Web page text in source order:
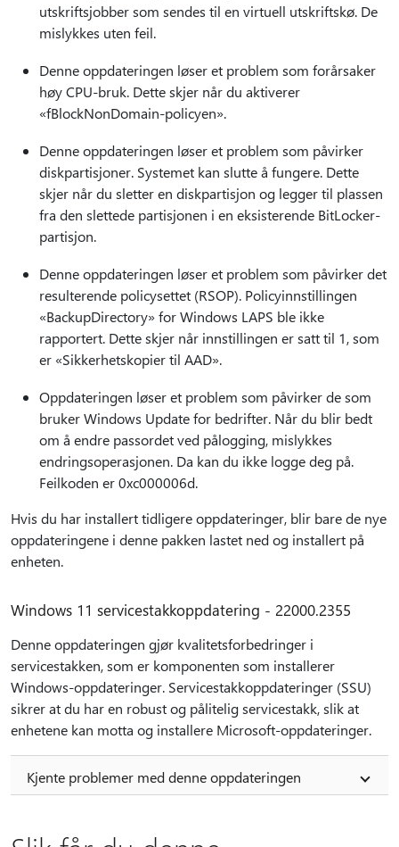
utskriftsjobber som sendes til en virtuell utskriftskø. De
mislykkes uten feil.
Denne oppdateringen løser et problem som forårsaker
høy CPU-bruk. Dette skjer når du aktiverer
«fBlockNonDomain-policyen».
Denne oppdateringen løser et problem som påvirker
diskpartisjoner. Systemet kan slutte å fungere. Dette
skjer når du sletter en diskpartisjon og legger til plassen
fra den slettede partisjonen i en eksisterende BitLocker-
partisjon.
Denne oppdateringen løser et problem som påvirker det
resulterende policysettet (RSOP). Policyinnstillingen
«BackupDirectory» for Windows LAPS ble ikke
rapportert. Dette skjer når innstillingen er satt til 1, som
er «Sikkerhetskopier til AAD».
Oppdateringen løser et problem som påvirker de som
bruker Windows Update for bedrifter. Når du blir bedt
om å endre passordet ved pålogging, mislykkes
endringsoperasjonen. Da kan du ikke logge deg på.
Feilkoden er 0xc000006d.
Hvis du har installert tidligere oppdateringer, blir bare de nye
oppdateringene i denne pakken lastet ned og installert på
enheten.
Windows 11 servicestakkoppdatering - 22000.2355
Denne oppdateringen gjør kvalitetsforbedringer i
servicestakken, som er komponenten som installerer
Windows-oppdateringer. Servicestakkoppdateringer (SSU)
sikrer at du har en robust og pålitelig servicestakk, slik at
enhetene kan motta og installere Microsoft-oppdateringer.
Kjente problemer med denne oppdateringen